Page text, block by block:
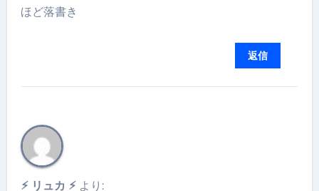
ほど落書き
返信
⚡︎ リュカ ⚡︎ より: